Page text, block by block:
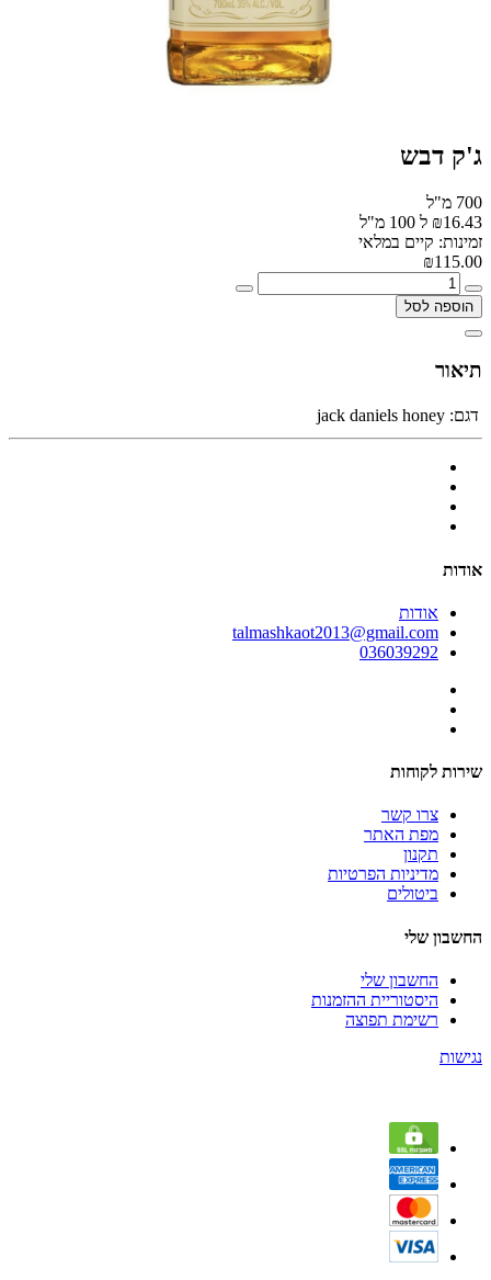
ג'ק דבש
700 מ"ל
₪16.43 ל 100 מ"ל
זמינות: קיים במלאי
₪115.00
הוספה לסל
תיאור
דגם: jack daniels honey
אודות
אודות
talmashkaot2013@gmail.com
036039292
שירות לקוחות
צרו קשר
מפת האתר
תקנון
מדיניות הפרטיות
ביטולים
החשבון שלי
החשבון שלי
היסטוריית ההזמנות
רשימת תפוצה
נגישות